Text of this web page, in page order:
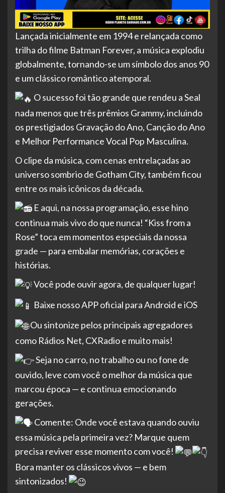
Lançada inicialmente em 1994 e relançada como
trilha do filme Batman Forever, a música explodiu
globalmente, tornando-se um símbolo dos anos 90
e um clássico romântico atemporal.
O sucesso foi tão grande que rendeu a Seal
nada menos que três prêmios Grammy, incluindo
os prestigiados Gravação do Ano, Canção do Ano
e Melhor Performance Vocal Pop Masculina.
O clipe da música, com cenas entrelaçadas ao
universo sombrio de Gotham City, também ficou
entre os mais icônicos da década.
E aqui, na nossa programação, esse hino
continua mais vivo do que nunca! “Kiss from a
Rose” toca em momentos especiais da nossa
grade — para embalar memórias, corações e
histórias.
Você pode ouvir agora, de qualquer lugar!
Baixe nosso APP oficial para Android e iOS
Ou sintonize pelos principais agregadores
como Rádios Net, CXRadio e muito mais!
Seja no carro, no trabalho ou no fone de
ouvido, leve com você o melhor da música que
marcou época — e continua emocionando
gerações.
Comente: Onde você estava quando ouviu
essa música pela primeira vez? Marque quem
precisa reviver esse momento com você!
Bora manter os clássicos vivos — e bem
sintonizados!